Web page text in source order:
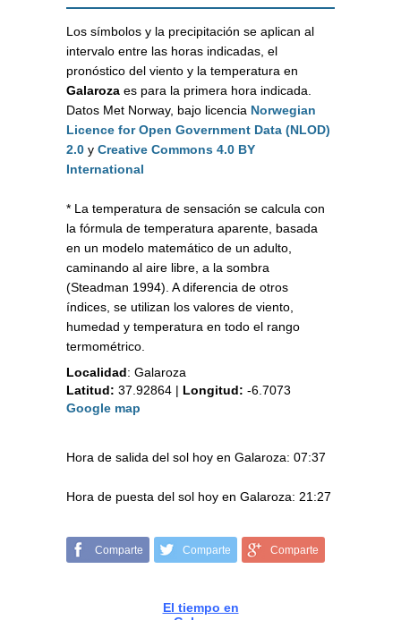
Los símbolos y la precipitación se aplican al
intervalo entre las horas indicadas, el
pronóstico del viento y la temperatura en
Galaroza es para la primera hora indicada.
Datos Met Norway, bajo licencia Norwegian
Licence for Open Government Data (NLOD)
2.0 y Creative Commons 4.0 BY
International
* La temperatura de sensación se calcula con
la fórmula de temperatura aparente, basada
en un modelo matemático de un adulto,
caminando al aire libre, a la sombra
(Steadman 1994). A diferencia de otros
índices, se utilizan los valores de viento,
humedad y temperatura en todo el rango
termométrico.
Localidad: Galaroza
Latitud: 37.92864 | Longitud: -6.7073
Google map
Hora de salida del sol hoy en Galaroza: 07:37
Hora de puesta del sol hoy en Galaroza: 21:27
Comparte Comparte Comparte
El tiempo en